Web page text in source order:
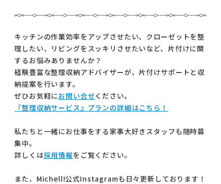
キッチンの作業効率をアップさせたい、クローゼットを整
理したい、リビングをスッキリさせたいなど、片付けに関
するお悩みありませんか？
経験豊富な整理収納アドバイザーが、片付けサポートと収
納提案を行います。
ぜひお気軽にお問い合せください。
『整理収納サービス』プランの詳細はこちら！
私たちと一緒にお仕事をする家事大好きスタッフも随時募
集中。
詳しくは採用情報をご覧ください。
また、Michell!公式Instagramも日々更新しております！